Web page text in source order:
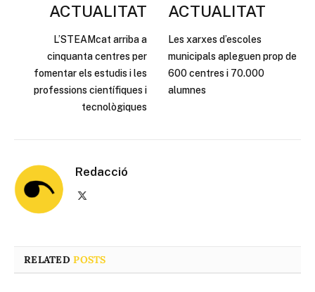
ACTUALITAT
L’STEAMcat arriba a
cinquanta centres per
fomentar els estudis i les
professions científiques i
tecnològiques
ACTUALITAT
Les xarxes d’escoles
municipals apleguen prop de
600 centres i 70.000
alumnes
Redacció
RELATEDPOSTS